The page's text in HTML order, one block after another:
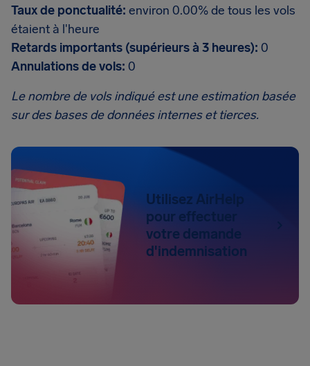
Taux de ponctualité: environ 0.00% de tous les vols
étaient à l'heure
Retards importants (supérieurs à 3 heures): 0
Annulations de vols: 0
Le nombre de vols indiqué est une estimation basée
sur des bases de données internes et tierces.
Utilisez AirHelp
pour effectuer
votre demande
d'indemnisation